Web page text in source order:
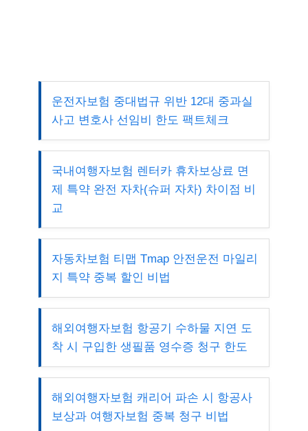
운전자보험 중대법규 위반 12대 중과실
사고 변호사 선임비 한도 팩트체크
국내여행자보험 렌터카 휴차보상료 면
제 특약 완전 자차(슈퍼 자차) 차이점 비
교
자동차보험 티맵 Tmap 안전운전 마일리
지 특약 중복 할인 비법
해외여행자보험 항공기 수하물 지연 도
착 시 구입한 생필품 영수증 청구 한도
해외여행자보험 캐리어 파손 시 항공사
보상과 여행자보험 중복 청구 비법